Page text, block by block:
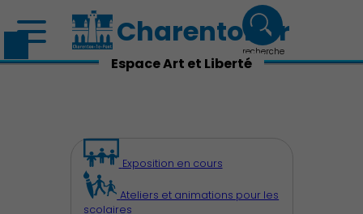
Charenton.fr
recherche
Espace Art et Liberté
Exposition en cours
Ateliers et animations pour les
scolaires